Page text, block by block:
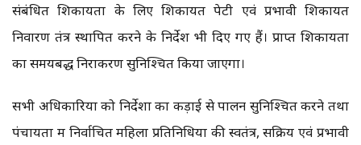
संबंधित शिकायतों के लिए शिकायत पेटी एवं प्रभावी शिकायत
निवारण तंत्र स्थापित करने के निर्देश भी दिए गए हैं। प्राप्त शिकायतों
का समयबद्ध निराकरण सुनिश्चित किया जाएगा।
सभी अधिकारियों को निर्देशों का कड़ाई से पालन सुनिश्चित करने तथा
पंचायतों में निर्वाचित महिला प्रतिनिधियों की स्वतंत्र, सक्रिय एवं प्रभावी